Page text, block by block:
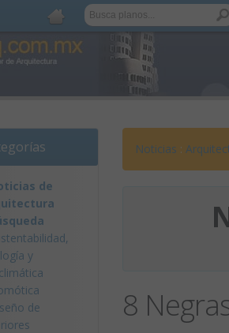
de
y
de
Noticias :
8